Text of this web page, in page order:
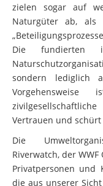
zielen sogar auf
Naturgüter ab, als
Die fundierten
sondern lediglich
Vertrauen und
Die
Riverwatch, der
Privatpersonen und
die aus unserer